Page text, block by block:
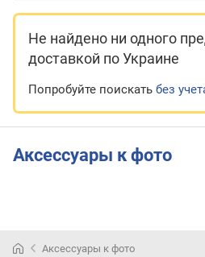
Не найдено ни одного
доставкой по Украине
Попробуйте поискать без
Аксессуары к фото
Аксессуары к фото